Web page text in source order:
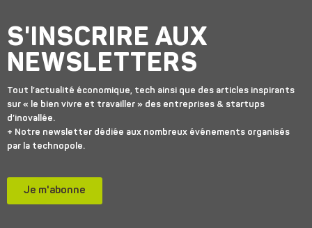
S'INSCRIRE AUX
NEWSLETTERS
Tout l’actualité économique, tech ainsi que des articles inspirants
sur « le bien vivre et travailler » des entreprises & startups
d’inovallée.
+ Notre newsletter dédiée aux nombreux événements organisés
par la technopole.
Je m'abonne